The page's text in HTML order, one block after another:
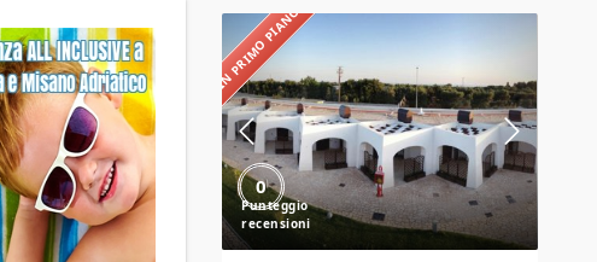
IN PRIMO PIANO
0
La
Casarana
Resort
&
Spa